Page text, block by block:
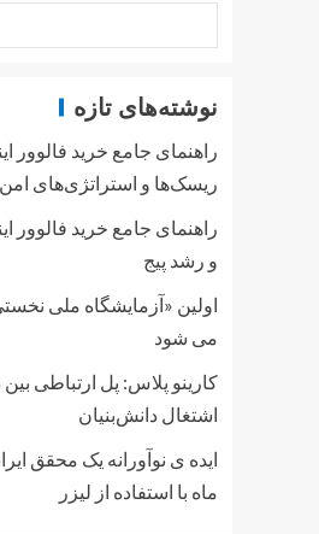
نوشته‌های تازه
راهنمای جامع خرید فالوور
ریسک‌ها و استراتژی‌های امن
راهنمای جامع خرید فالوور
و رشد پیج
اولین «آزمایشگاه ملی
می شود
کارینو پلاس: پل ارتباطی
اشتغال دانش‌بنیان
ایده ی نوآورانه یک محقق
ماه با استفاده از لیزر